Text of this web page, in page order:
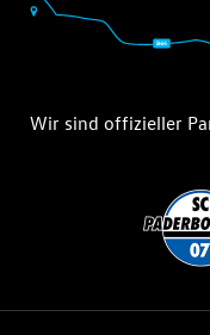
Wir sind offizieller